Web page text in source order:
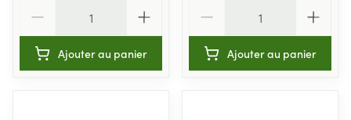
Ajouter au panier Ajouter au panier